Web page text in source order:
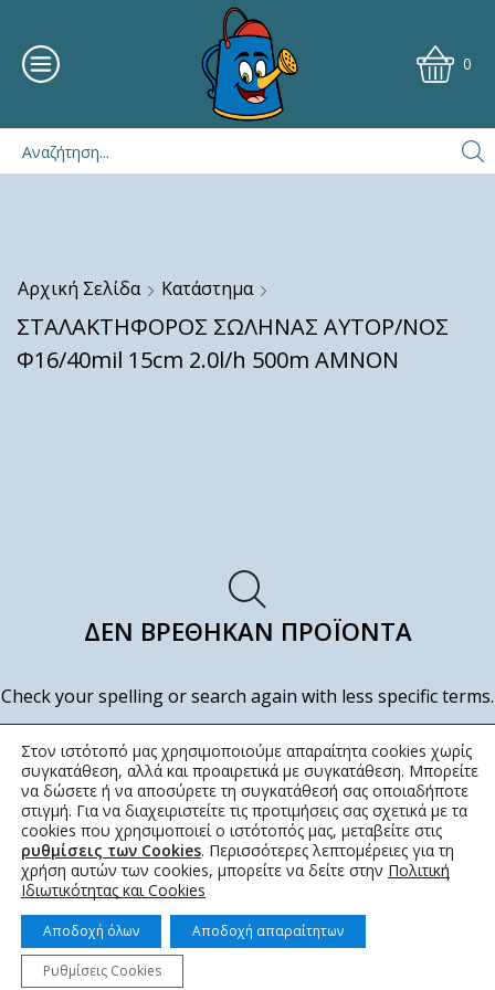
0
Αρχική Σελίδα Κατάστημα
ΣΤΑΛΑΚΤΗΦΟΡΟΣ ΣΩΛΗΝΑΣ ΑΥΤΟΡ/ΝΟΣ
Φ16/40mil 15cm 2.0l/h 500m AMNON
ΔΕΝ ΒΡΈΘΗΚΑΝ ΠΡΟΪΌΝΤΑ
Check your spelling or search again with less specific terms.
ΕΠΙΣΤΡΟΦΉ ΣΤΟ ΚΑΤΆΣΤΗΜΑ
© 2022 topotistiraki.gr | Powered by idcs
Στον ιστότοπό μας χρησιμοποιούμε απαραίτητα cookies χωρίς
συγκατάθεση, αλλά και προαιρετικά με συγκατάθεση. Μπορείτε
να δώσετε ή να αποσύρετε τη συγκατάθεσή σας οποιαδήποτε
στιγμή. Για να διαχειριστείτε τις προτιμήσεις σας σχετικά με τα
cookies που χρησιμοποιεί ο ιστότοπός μας, μεταβείτε στις
ρυθμίσεις των Cookies. Περισσότερες λεπτομέρειες για τη
χρήση αυτών των cookies, μπορείτε να δείτε στην Πολιτική
Ιδιωτικότητας και Cookies
Αποδοχή όλων Αποδοχή απαραίτητων
Ρυθμίσεις Cookies